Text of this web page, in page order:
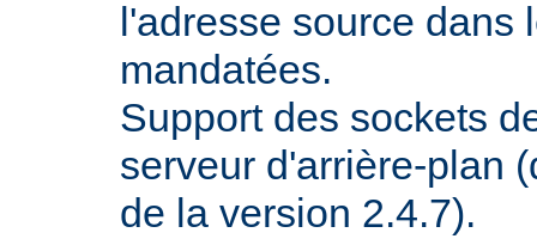
l'adresse source dans
mandatées.
Support des sockets
serveur d'arrière-plan
de la version 2.4.7).